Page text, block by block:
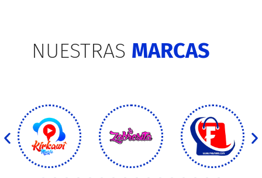
NUESTRAS MARCAS